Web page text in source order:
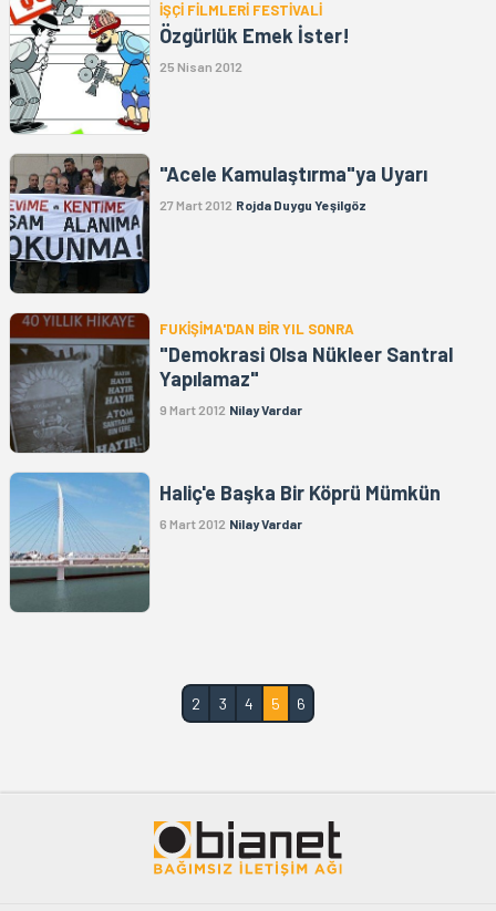
İŞÇİ FİLMLERİ FESTİVALİ
Özgürlük Emek İster!
25 Nisan 2012
"Acele Kamulaştırma"ya Uyarı
27 Mart 2012 Rojda Duygu Yeşilgöz
FUKİŞİMA'DAN BİR YIL SONRA
"Demokrasi Olsa Nükleer Santral
Yapılamaz"
9 Mart 2012 Nilay Vardar
Haliç'e Başka Bir Köprü Mümkün
6 Mart 2012 Nilay Vardar
2 3 4 5 6